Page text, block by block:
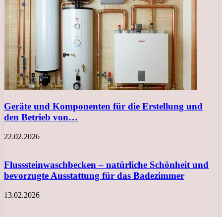
Geräte und Komponenten für die Erstellung und
den Betrieb von…
22.02.2026
Flusssteinwaschbecken – natürliche Schönheit und
bevorzugte Ausstattung für das Badezimmer
13.02.2026